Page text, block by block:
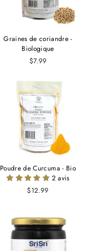
Graines de coriandre -
Biologique
$7.99
Poudre de Curcuma - Bio
2 avis
$12.99